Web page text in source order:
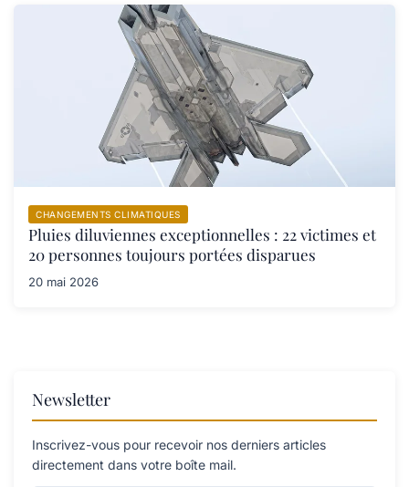
CHANGEMENTS CLIMATIQUES
Pluies diluviennes exceptionnelles : 22 victimes et
20 personnes toujours portées disparues
20 mai 2026
Newsletter
Inscrivez-vous pour recevoir nos derniers articles
directement dans votre boîte mail.